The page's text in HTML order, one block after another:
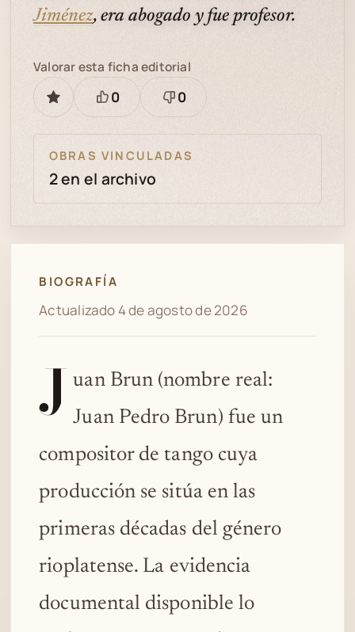
Jiménez, era abogado y fue profesor.
GUARDAR
Valorar esta ficha editorial
Está
0
Necesita
0
OBRAS VINCULADAS
2 en el archivo
BIOGRAFÍA
Actualizado 4 de agosto de 2026
J uan Brun (nombre real:
Juan Pedro Brun) fue un
compositor de tango cuya
producción se sitúa en las
primeras décadas del género
rioplatense. La evidencia
documental disponible lo